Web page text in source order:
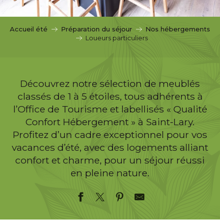
Accueil été Préparation du séjour
Nos hébergements
Loueurs particuliers
Découvrez notre sélection de meublés
classés de 1 à 5 étoiles, tous adhérents à
l’Office de Tourisme et labellisés « Qualité
Confort Hébergement » à Saint-Lary.
Profitez d’un cadre exceptionnel pour vos
vacances d’été, avec des logements alliant
confort et charme, pour un séjour réussi
en pleine nature.